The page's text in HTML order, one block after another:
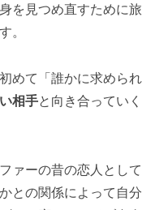
を見つめ直すために旅
。
めて「誰かに求められ
相手と向き合っていく
ァーの昔の恋人として
との関係によって自分